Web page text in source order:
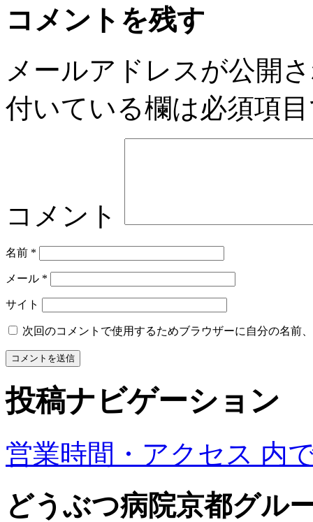
コメントを残す
メールアドレスが公開
付いている欄は必須項
コメント
名前 *
メール *
サイト
次回のコメントで使用するためブラウザーに自分の名前
投稿ナビゲーション
営業時間・アクセス 内
どうぶつ病院京都グル